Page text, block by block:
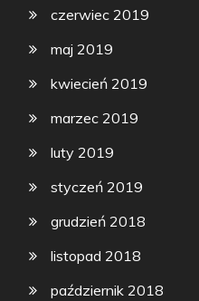
czerwiec 2019
maj 2019
kwiecień 2019
marzec 2019
luty 2019
styczeń 2019
grudzień 2018
listopad 2018
październik 2018